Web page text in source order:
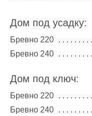
Дом под усадку:
Бревно 220
Бревно 240
Дом под ключ:
Бревно 220
Бревно 240